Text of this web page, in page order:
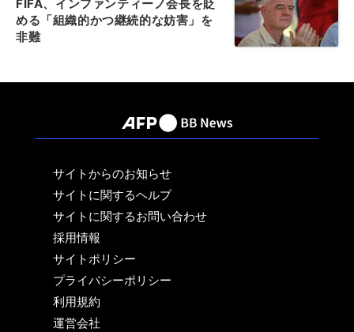
FIFA、インファンティーノ会長を貶
める「組織的かつ継続的な妨害」を
非難
サイトからのお知らせ
サイトに関するヘルプ
サイトに関するお問い合わせ
採用情報
サイトポリシー
プライバシーポリシー
利用規約
運営会社